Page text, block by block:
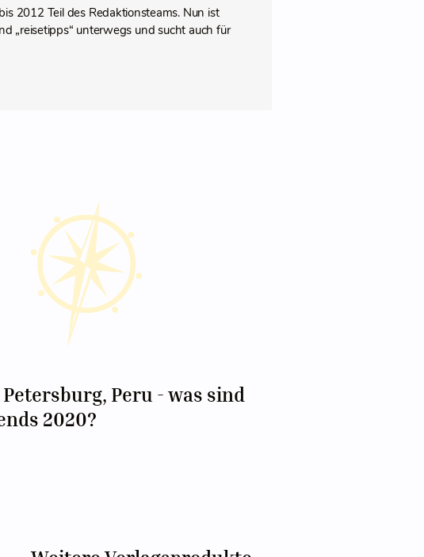
2012 Teil des Redaktionsteams. Nun ist
„reisetipps“ unterwegs und sucht auch für
Petersburg, Peru - was sind
2020?